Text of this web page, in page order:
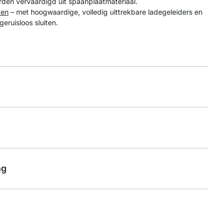
– met hoogwaardige, volledig uittrekbare ladegeleiders en
sluiten.